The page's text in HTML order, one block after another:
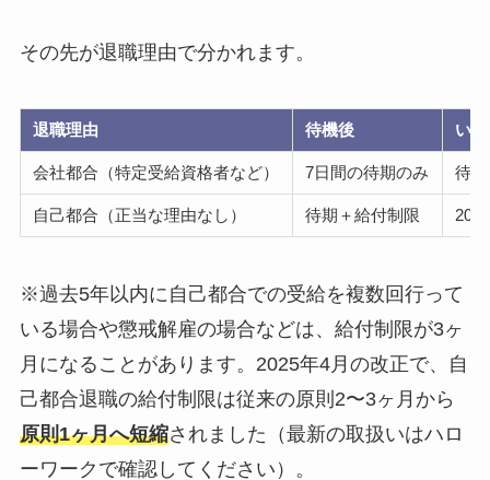
その先が退職理由で分かれます。
退職理由 待機後 い
会社都合（特定受給資格者など） 7日間の待期のみ 待
自己都合（正当な理由なし） 待期＋給付制限
※過去5年以内に自己都合での受給を複数回行って
いる場合や懲戒解雇の場合などは、給付制限が3ヶ
月になることがあります。2025年4月の改正で、自
己都合退職の給付制限は従来の原則2〜3ヶ月から
原則1ヶ月へ短縮されました（最新の取扱いはハロ
ーワークで確認してください）。